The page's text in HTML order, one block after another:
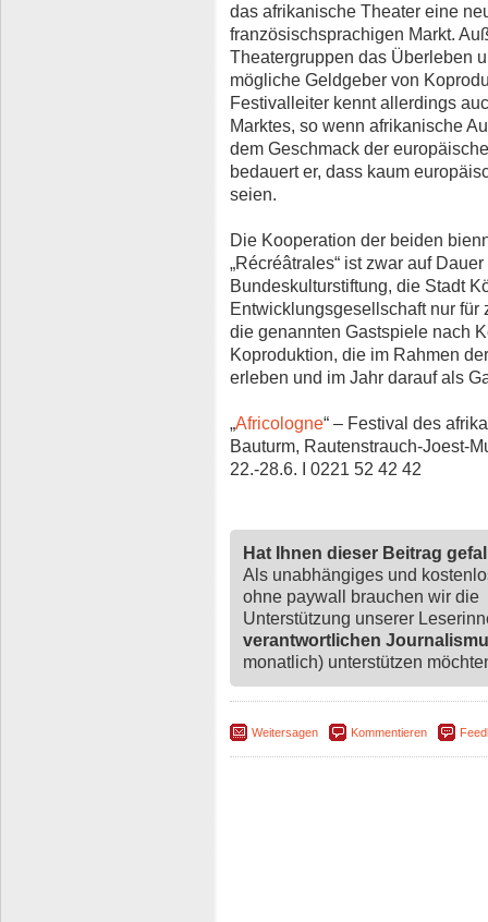
das afrikanische Theater eine
französischsprachigen Markt.
Theatergruppen das Überleben
mögliche Geldgeber von
Festivalleiter kennt allerdings
Marktes, so wenn afrikanische
dem Geschmack der
bedauert er, dass kaum
seien.
Die Kooperation der beiden
„Récréâtrales“ ist zwar auf
Bundeskulturstiftung, die Stadt
Entwicklungsgesellschaft nur
die genannten Gastspiele nach
Koproduktion, die im Rahmen
erleben und im Jahr darauf als
„Africologne“ – Festival des
Bauturm, Rautenstrauch-Joest-
22.-28.6. I 0221 52 42 42
Hat Ihnen dieser Beitrag
Als unabhängiges und
ohne paywall brauchen wir die
Unterstützung unserer
verantwortlichen
monatlich) unterstützen
Weitersagen Kommentieren